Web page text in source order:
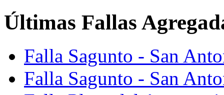
Últimas Fallas
Falla Sagunto - San
Falla Sagunto - San